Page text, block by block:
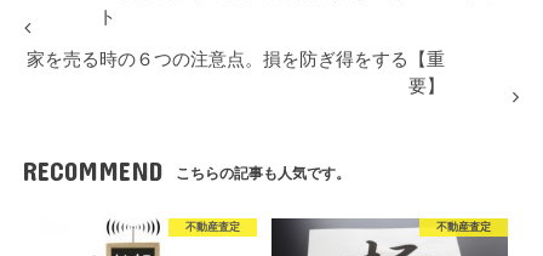
ト
家を売る時の６つの注意点。損を防ぎ得をする【重
要】
RECOMMEND こちらの記事も人気です。
不動産査定 不動産査定